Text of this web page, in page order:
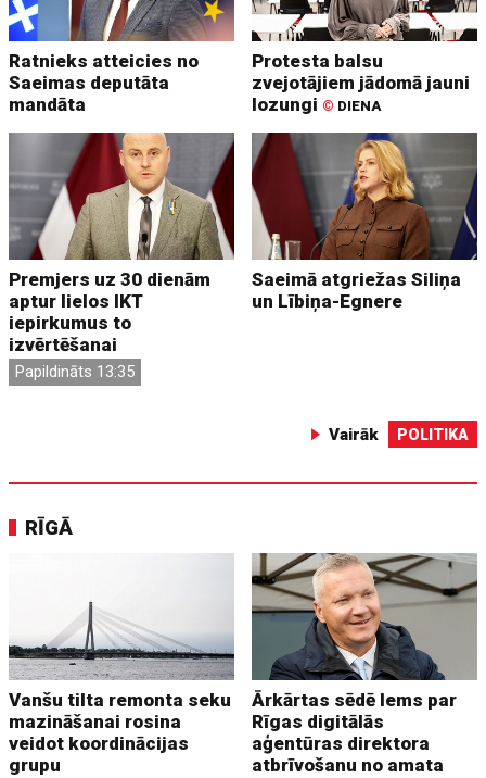
Ratnieks atteicies no
Saeimas deputāta
mandāta
Protesta balsu
zvejotājiem jādomā jauni
lozungi © DIENA
Premjers uz 30 dienām
aptur lielos IKT
iepirkumus to
izvērtēšanai
Papildināts 13:35
Saeimā atgriežas Siliņa
un Lībiņa-Egnere
Vairāk POLITIKA
RĪGĀ
Vanšu tilta remonta seku
mazināšanai rosina
veidot koordinācijas
grupu
Ārkārtas sēdē lems par
Rīgas digitālās
aģentūras direktora
atbrīvošanu no amata